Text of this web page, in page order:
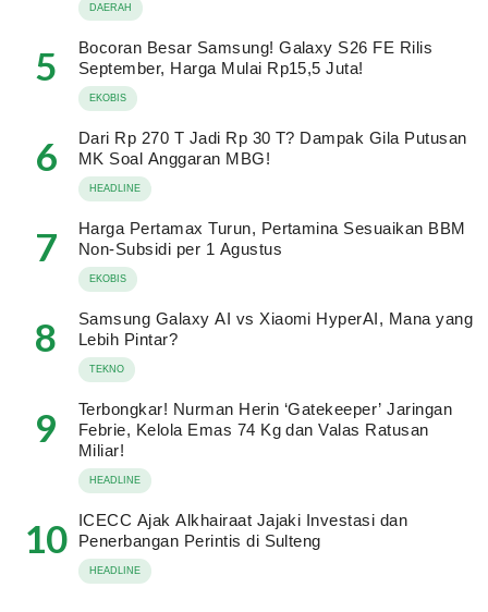
DAERAH
5
Bocoran Besar Samsung! Galaxy S26 FE Rilis
September, Harga Mulai Rp15,5 Juta!
EKOBIS
6
Dari Rp 270 T Jadi Rp 30 T? Dampak Gila Putusan
MK Soal Anggaran MBG!
HEADLINE
7
Harga Pertamax Turun, Pertamina Sesuaikan BBM
Non-Subsidi per 1 Agustus
EKOBIS
8
Samsung Galaxy AI vs Xiaomi HyperAI, Mana yang
Lebih Pintar?
TEKNO
9
Terbongkar! Nurman Herin ‘Gatekeeper’ Jaringan
Febrie, Kelola Emas 74 Kg dan Valas Ratusan
Miliar!
HEADLINE
10
ICECC Ajak Alkhairaat Jajaki Investasi dan
Penerbangan Perintis di Sulteng
HEADLINE